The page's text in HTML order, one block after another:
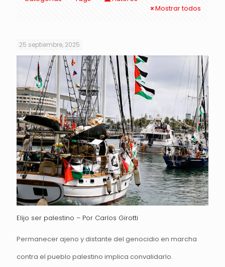
Mostrar todos
25 septiembre, 2025
Elijo ser palestino – Por Carlos Girotti
Permanecer ajeno y distante del genocidio en marcha
contra el pueblo palestino implica convalidarlo.